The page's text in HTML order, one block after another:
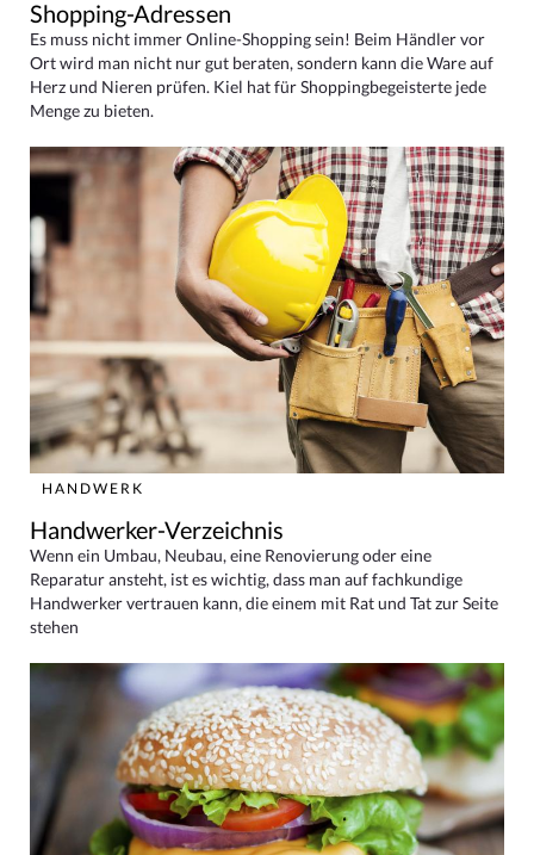
Shopping-Adressen
Es muss nicht immer Online-Shopping sein! Beim Händler vor
Ort wird man nicht nur gut beraten, sondern kann die Ware auf
Herz und Nieren prüfen. Kiel hat für Shoppingbegeisterte jede
Menge zu bieten.
HANDWERK
Handwerker-Verzeichnis
Wenn ein Umbau, Neubau, eine Renovierung oder eine
Reparatur ansteht, ist es wichtig, dass man auf fachkundige
Handwerker vertrauen kann, die einem mit Rat und Tat zur Seite
stehen